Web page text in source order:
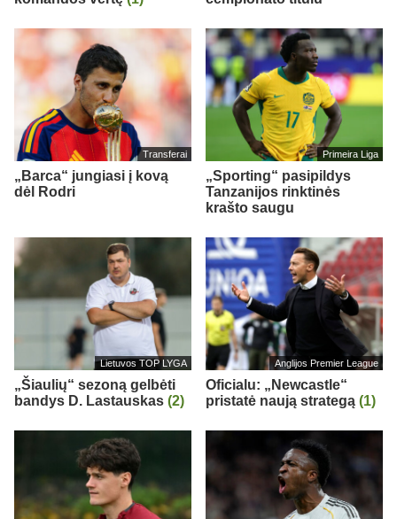
Transferai
„Barca“ jungiasi į kovą
dėl Rodri
Primeira Liga
„Sporting“ pasipildys
Tanzanijos rinktinės
krašto saugu
Lietuvos TOP LYGA
„Šiaulių“ sezoną gelbėti
bandys D. Lastauskas (2)
Anglijos Premier League
Oficialu: „Newcastle“
pristatė naują strategą (1)